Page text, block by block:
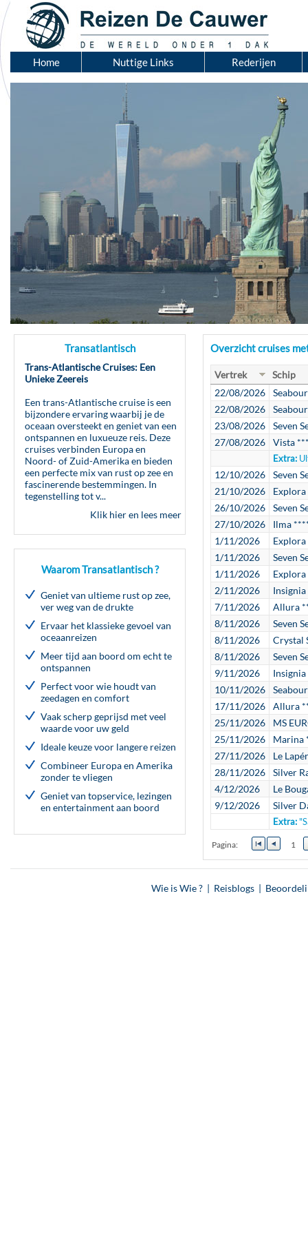
Home Nuttige Links Rederijen
Transatlantisch
Trans-Atlantische Cruises: Een
Unieke Zeereis
Een trans-Atlantische cruise is een
bijzondere ervaring waarbij je de
oceaan oversteekt en geniet van een
ontspannen en luxueuze reis. Deze
cruises verbinden Europa en
Noord- of Zuid-Amerika en bieden
een perfecte mix van rust op zee en
fascinerende bestemmingen. In
tegenstelling tot v...
Klik hier en lees meer
Waarom Transatlantisch ?
Geniet van ultieme rust op zee,
ver weg van de drukte
Ervaar het klassieke gevoel van
oceaanreizen
Meer tijd aan boord om echt te
ontspannen
Perfect voor wie houdt van
zeedagen en comfort
Vaak scherp geprijsd met veel
waarde voor uw geld
Ideale keuze voor langere reizen
Combineer Europa en Amerika
zonder te vliegen
Geniet van topservice, lezingen
en entertainment aan boord
Overzicht cruises
Vertrek
Schip
22/08/2026
22/08/2026
23/08/2026
Seven
27/08/2026
Vista
Extra:
12/10/2026
Seven
21/10/2026
Explora
26/10/2026
Seven
27/10/2026
Ilma
1/11/2026
Explora
1/11/2026
Seven
1/11/2026
Explora
2/11/2026
7/11/2026
Allura
8/11/2026
Seven
8/11/2026
Crystal
8/11/2026
Seven
9/11/2026
10/11/2026
17/11/2026
Allura
25/11/2026
MS
25/11/2026
Marina
27/11/2026
Le
28/11/2026
Silver
4/12/2026
Le
9/12/2026
Silver
Extra:
Pagina: 1
Wie is Wie ?| Reisblogs|